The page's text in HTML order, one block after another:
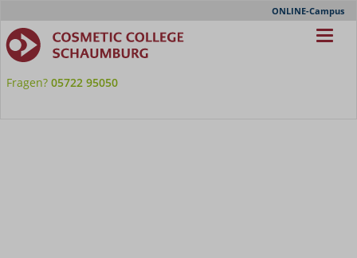
Nav
ONLINE-Campus
Fragen? 05722 95050